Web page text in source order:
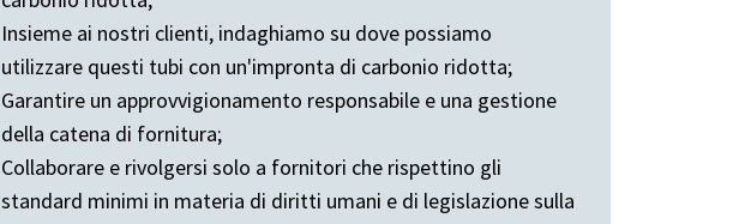
Insieme ai nostri clienti, indaghiamo su dove possiamo
utilizzare questi tubi con un'impronta di carbonio ridotta;
Garantire un approvvigionamento responsabile e una gestione
della catena di fornitura;
Collaborare e rivolgersi solo a fornitori che rispettino gli
standard minimi in materia di diritti umani e di legislazione sulla